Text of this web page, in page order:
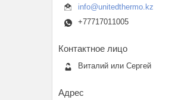
info@unitedthermo.kz
+77717011005
Виталий или Сергей